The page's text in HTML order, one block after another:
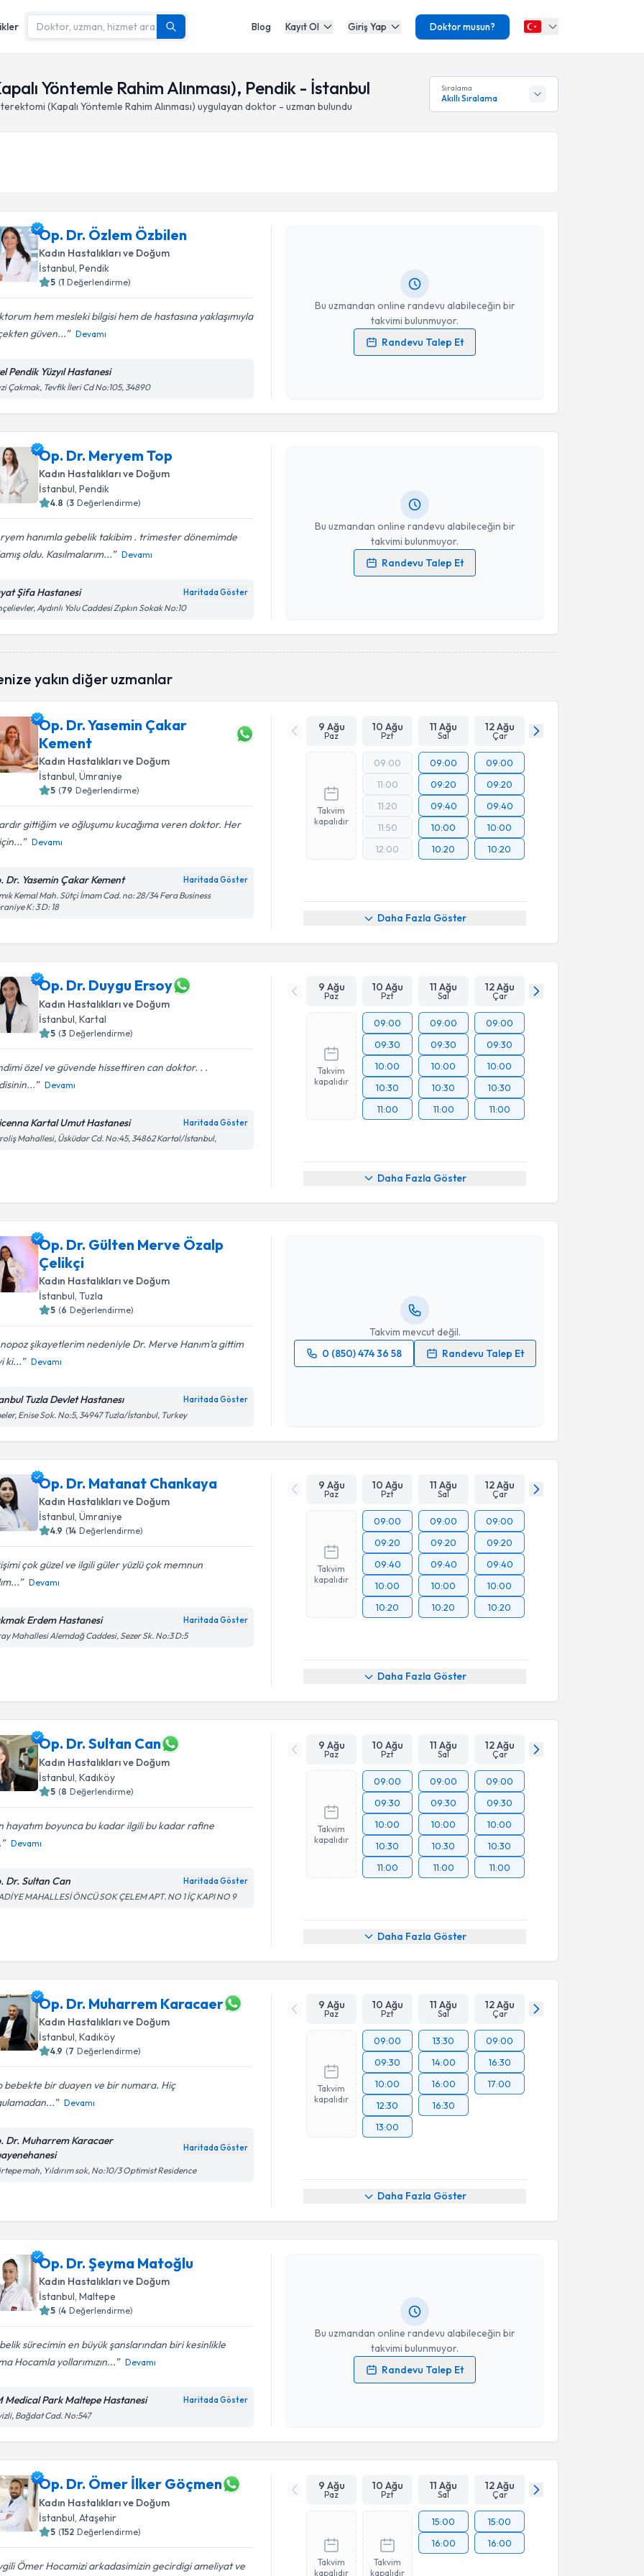
Blog Kayıt Ol Giriş Yap Doktor musun?
Yöntemle Rahim Alınması), Pendik - İstanbul
(Kapalı Yöntemle Rahim Alınması) uygulayan doktor - uzman bulundu
Sıralama
Akıllı Sıralama
Op. Dr. Özlem Özbilen
Kadın Hastalıkları ve Doğum
İstanbul, Pendik
5 (1 Değerlendirme)
hem mesleki bilgisi hem de hastasına yaklaşımıyla
güven...
Devamı
Pendik Yüzyıl Hastanesi
Çakmak, Tevfik İleri Cd No:105, 34890
Bu uzmandan online randevu alabileceğin bir
takvimi bulunmuyor.
Randevu Talep Et
Op. Dr. Özlem Özbilen
Kişisel verilerimin işlenmesine ilişkinAydınlatma Metni
Takvim Talebini Gönder
Op. Dr. Meryem Top
Kadın Hastalıkları ve Doğum
İstanbul, Pendik
4.8 (3 Değerlendirme)
hanımla gebelik takibim . trimester dönemimde
oldu. Kasılmalarım...
Devamı
Şifa Hastanesi Haritada Göster
Aydınlı Yolu Caddesi Zıpkın Sokak No:10
Bu uzmandan online randevu alabileceğin bir
takvimi bulunmuyor.
Randevu Talep Et
Randevu Takvimi Talebi
Op. Dr. Meryem Top
Kişisel verilerimin işlenmesine ilişkinAydınlatma Metni
Takvim Talebini Gönder
yakın diğer uzmanlar
Op. Dr. Yasemin Çakar
Kement
Kadın Hastalıkları ve Doğum
İstanbul, Ümraniye
5 (79 Değerlendirme)
gittiğim ve oğluşumu kucağıma veren doktor. Her
Devamı
Dr. Yasemin Çakar Kement Haritada Göster
Kemal Mah. Sütçi İmam Cad. no: 28/34 Fera Business
K: 3 D: 18
9 Ağu
Paz
10 Ağu
Pzt
11 Ağu
Sal
12 Ağu
Çar
Takvim
kapalıdır
09:00
11:00
11:20
11:50
12:00
09:00
09:20
09:40
10:00
10:20
09:00
09:20
09:40
10:00
10:20
Daha Fazla Göster
Op. Dr. Duygu Ersoy
Kadın Hastalıkları ve Doğum
İstanbul , Kartal
5 (3 Değerlendirme)
özel ve güvende hissettiren can doktor. . .
Devamı
Kartal Umut Hastanesi Haritada Göster
Mahallesi, Üsküdar Cd. No:45, 34862 Kartal/İstanbul,
9 Ağu
Paz
10 Ağu
Pzt
11 Ağu
Sal
12 Ağu
Çar
Takvim
kapalıdır
09:00
09:30
10:00
10:30
11:00
09:00
09:30
10:00
10:30
11:00
09:00
09:30
10:00
10:30
11:00
Daha Fazla Göster
Op. Dr. Gülten Merve Özalp
Çelikçi
Kadın Hastalıkları ve Doğum
İstanbul, Tuzla
5 (6 Değerlendirme)
şikayetlerim nedeniyle Dr. Merve Hanım’a gittim
ki...
Devamı
Tuzla Devlet Hastanesı Haritada Göster
Enise Sok. No:5, 34947 Tuzla/İstanbul, Turkey
Takvim mevcut değil.
0 (850) 474 36 58
Randevu Talep Et
Randevu Takvimi Talebi
Op. Dr. Matanat Chankaya
Kadın Hastalıkları ve Doğum
İstanbul, Ümraniye
4.9 (14 Değerlendirme)
çok güzel ve ilgili güler yüzlü çok memnun
Devamı
Erdem Hastanesi Haritada Göster
Mahallesi Alemdağ Caddesi, Sezer Sk. No:3 D:5
9 Ağu
Paz
10 Ağu
Pzt
11 Ağu
Sal
12 Ağu
Çar
Takvim
kapalıdır
09:00
09:20
09:40
10:00
10:20
09:00
09:20
09:40
10:00
10:20
09:00
09:20
09:40
10:00
10:20
Daha Fazla Göster
Op. Dr. Sultan Can
Kadın Hastalıkları ve Doğum
İstanbul , Kadıköy
5 (8 Değerlendirme)
hayatım boyunca bu kadar ilgili bu kadar rafine
Devamı
Dr. Sultan Can Haritada Göster
MAHALLESİ ÖNCÜ SOK ÇELEM APT. NO 1 İÇ KAPI NO 9
9 Ağu
Paz
10 Ağu
Pzt
11 Ağu
Sal
12 Ağu
Çar
Takvim
kapalıdır
09:00
09:30
10:00
10:30
11:00
09:00
09:30
10:00
10:30
11:00
09:00
09:30
10:00
10:30
11:00
Daha Fazla Göster
Op. Dr. Muharrem Karacaer
Kadın Hastalıkları ve Doğum
İstanbul, Kadıköy
4.9 (7 Değerlendirme)
bebekte bir duayen ve bir numara. Hiç
Devamı
Dr. Muharrem Karacaer
Haritada Göster
mah, Yıldırım sok, No:10/3 Optimist Residence
9 Ağu
Paz
10 Ağu
Pzt
11 Ağu
Sal
12 Ağu
Çar
Takvim
kapalıdır
09:00
09:30
10:00
12:30
13:00
13:30
14:00
16:00
16:30
09:00
16:30
17:00
Daha Fazla Göster
Op. Dr. Şeyma Matoğlu
Kadın Hastalıkları ve Doğum
İstanbul , Maltepe
5 (4 Değerlendirme)
sürecimin en büyük şanslarından biri kesinlikle
Hocamla yollarımızın...
Devamı
Medical Park Maltepe Hastanesi Haritada Göster
Bağdat Cad. No:547
Bu uzmandan online randevu alabileceğin bir
takvimi bulunmuyor.
Randevu Talep Et
Randevu Takvimi Talebi
Op. Dr. Şeyma Matoğlu
Kişisel verilerimin işlenmesine ilişkinAydınlatma Metni
Takvim Talebini Gönder
Op. Dr. Ömer İlker Göçmen
Kadın Hastalıkları ve Doğum
İstanbul , Ataşehir
5 (152 Değerlendirme)
Ömer Hocamizi arkadasimizin gecirdigi ameliyat ve
9 Ağu
Paz
10 Ağu
Pzt
11 Ağu
Sal
12 Ağu
Çar
Takvim
kapalıdır
Takvim
kapalıdır
15:00
16:00
15:00
16:00